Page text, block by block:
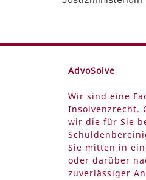
AdvoSolve
Wir sind eine
Insolvenzrecht.
wir die für Sie
Sie mitten in
oder darüber
zuverlässiger